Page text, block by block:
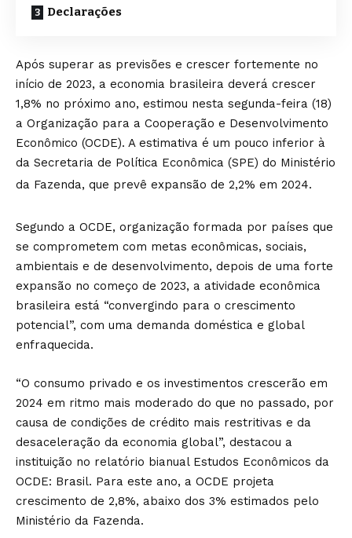
Declarações
Após superar as previsões e crescer fortemente no
início de 2023, a economia brasileira deverá crescer
1,8% no próximo ano, estimou nesta segunda-feira (18)
a Organização para a Cooperação e Desenvolvimento
Econômico (OCDE). A estimativa é um pouco inferior à
da Secretaria de Política Econômica (SPE) do Ministério
da Fazenda, que prevê expansão de 2,2% em 2024.
Segundo a OCDE, organização formada por países que
se comprometem com metas econômicas, sociais,
ambientais e de desenvolvimento, depois de uma forte
expansão no começo de 2023, a atividade econômica
brasileira está “convergindo para o crescimento
potencial”, com uma demanda doméstica e global
enfraquecida.
“O consumo privado e os investimentos crescerão em
2024 em ritmo mais moderado do que no passado, por
causa de condições de crédito mais restritivas e da
desaceleração da economia global”, destacou a
instituição no relatório bianual Estudos Econômicos da
OCDE: Brasil. Para este ano, a OCDE projeta
crescimento de 2,8%, abaixo dos 3% estimados pelo
Ministério da Fazenda.